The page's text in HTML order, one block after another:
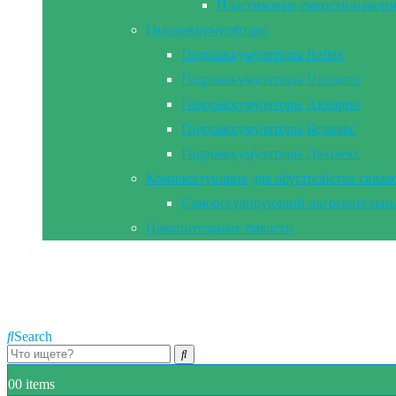
Пластиковые емкости-
Гидроаккумуляторы
Гидроаккумуляторы Reflex
Гидроаккумуляторы Unipump
Гидроаккумуляторы Акварио
Гидроаккумуляторы Беламос
Гидроаккумуляторы Джилекс
Комплектующие для обустройства
Саморегулирующий
Накопительные ёмкости
Search
00 items